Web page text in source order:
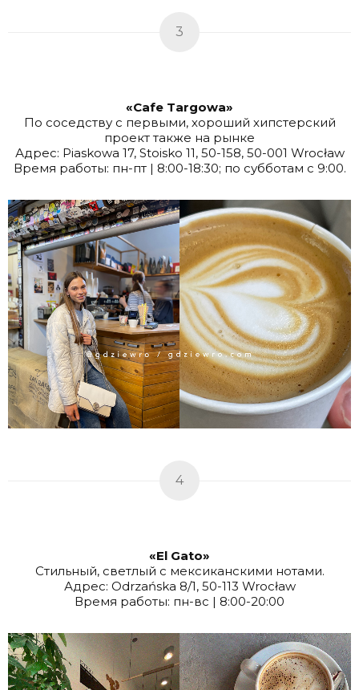
3
«Cafe Targowa»
По соседству с первыми, хороший хипстерский
проект также на рынке
Адрес: Piaskowa 17, Stoisko 11, 50-158, 50-001 Wrocław
Время работы: пн-пт | 8:00-18:30; по субботам с 9:00.
4
«El Gato»
Стильный, светлый с мексиканскими нотами.
Адрес: Odrzańska 8/1, 50-113 Wrocław
Время работы: пн-вс | 8:00-20:00